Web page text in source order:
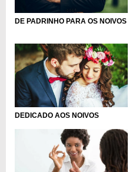
DE PADRINHO PARA OS NOIVOS
DEDICADO AOS NOIVOS